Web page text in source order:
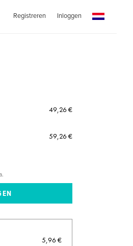
Registreren Inloggen
49,26 €
59,26 €
5,96 €